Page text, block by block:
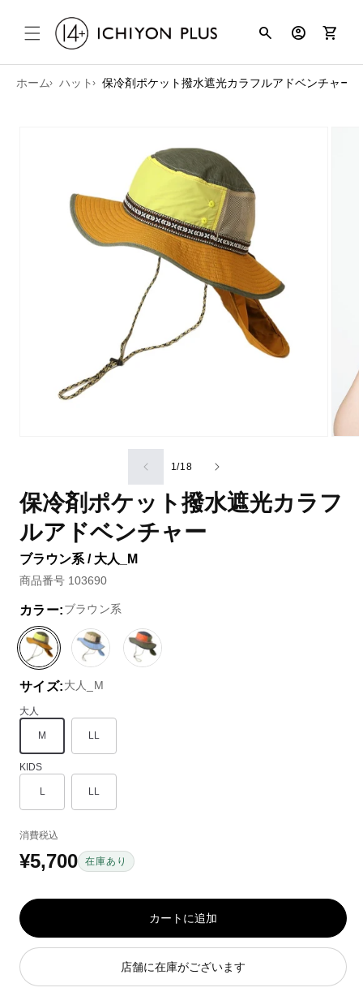
コンテンツ
に進む
search account_circle shopping_cart
ホーム ハット 保冷剤ポケット撥水遮光カラフルアドベンチャー
1/の
18
保冷剤ポケット撥水遮光カラフ
ルアドベンチャー
ブラウン系 / 大人_M
商品番号 103690
カラー:ブラウン系
ブ
ラ
ウ
系
ブ
ル
ー
グ
リ
サイズ:大人_M
大人
M LL
KIDS
L LL
消費税込
通
価
格
¥5,700 在庫あり
カートに追加
店舗に在庫がございます